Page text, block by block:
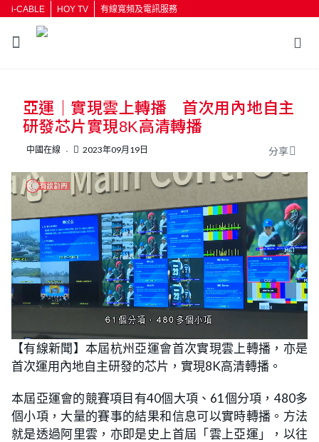
i-CABLE HOY TV 有線寬頻及電訊服務
按輸入鍵開始搜尋
亞運｜實現雲上轉播 首次用內地自主
研發芯片實現8K高清轉播
中國在線 2023年09月19日 分享
n
m
t
o
a
d
e
d
3
.
2
8
%
【有線新聞】本屆杭州亞運會首次實現雲上轉播，亦是
首次運用內地自主研發的芯片，實現8K高清轉播。
本屆亞運會的競賽項目有40個大項、61個分項，480多
個小項，大量的賽事的結果和信息可以實時轉播。方法
就是透過阿里雲，亦即是史上首屆「雲上亞運」，以往